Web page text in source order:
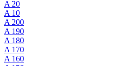
A 20
A 10
A 200
A 190
A 180
A 170
A 160